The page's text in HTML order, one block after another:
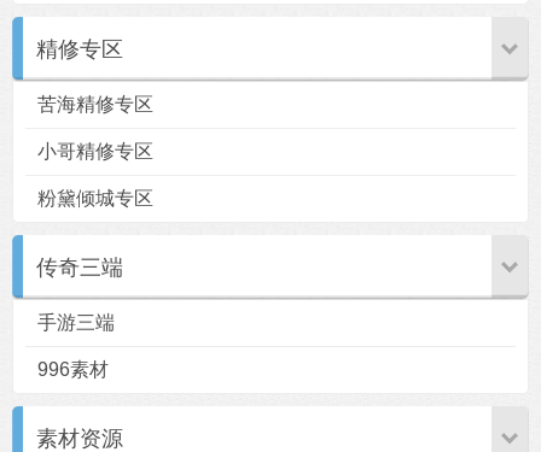
精修专区
苦海精修专区
小哥精修专区
粉黛倾城专区
传奇三端
手游三端
996素材
素材资源